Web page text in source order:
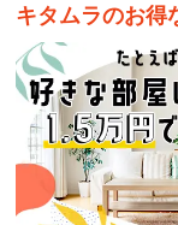
キタムラのお得